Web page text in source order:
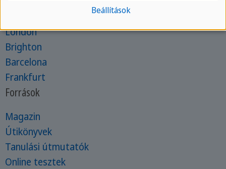
London
Brighton
Barcelona
Frankfurt
Források
Magazin
Útikönyvek
Tanulási útmutatók
Online tesztek
Beállítások